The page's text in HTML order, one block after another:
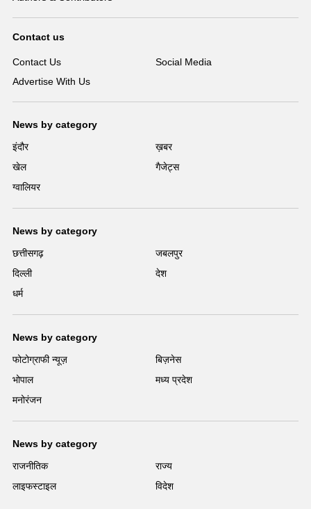
Contact us
Contact Us
Social Media
Advertise With Us
News by category
इंदौर
ख़बर
खेल
गैजेट्स
ग्वालियर
News by category
छत्तीसगढ़
जबलपुर
दिल्ली
देश
धर्म
News by category
फोटोग्राफी न्यूज़
बिज़नेस
भोपाल
मध्य प्रदेश
मनोरंजन
News by category
राजनीतिक
राज्य
लाइफस्टाइल
विदेश